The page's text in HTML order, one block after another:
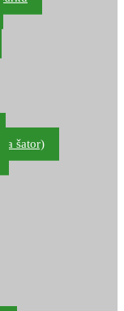
šator)